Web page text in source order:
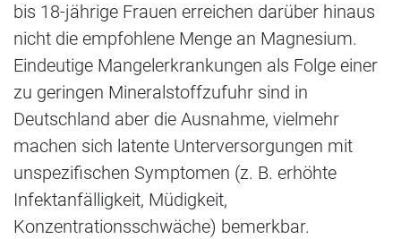
bis 18-jährige Frauen erreichen darüber hinaus
nicht die empfohlene Menge an Magnesium.
Eindeutige Mangelerkrankungen als Folge einer
zu geringen Mineralstoffzufuhr sind in
Deutschland aber die Ausnahme, vielmehr
machen sich latente Unterversorgungen mit
unspezifischen Symptomen (z. B. erhöhte
Infektanfälligkeit, Müdigkeit,
Konzentrationsschwäche) bemerkbar.